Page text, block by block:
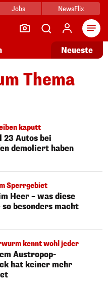
Jobs NewsFlix
Neueste
Thema
kaputt
23 Autos bei
demoliert haben
Sperrgebiet
Heer – was diese
so besonders macht
kennt wohl jeder
Austropop-
hat keiner mehr